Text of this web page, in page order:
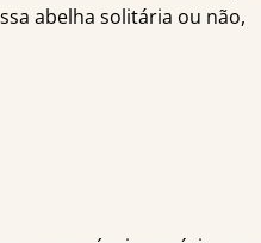
abelha solitária ou não,